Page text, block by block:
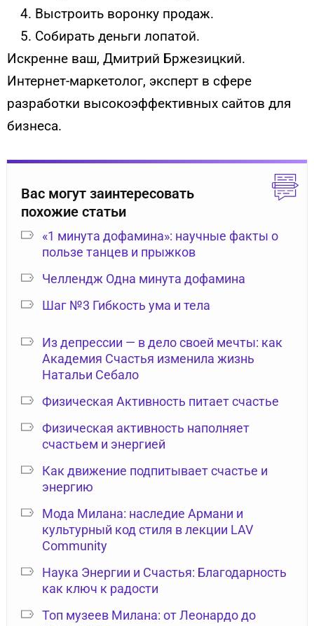
Выстроить воронку продаж.
Собирать деньги лопатой.
Искренне ваш, Дмитрий Бржезицкий.
Интернет-маркетолог, эксперт в сфере
разработки высокоэффективных сайтов для
бизнеса.
Вас могут заинтересовать
похожие статьи
«1 минута дофамина»: научные факты о
пользе танцев и прыжков
Челлендж Одна минута дофамина
Шаг №3 Гибкость ума и тела
Из депрессии — в дело своей мечты: как
Академия Счастья изменила жизнь
Натальи Себало
Физическая Активность питает счастье
Физическая активность наполняет
счастьем и энергией
Как движение подпитывает счастье и
энергию
Мода Милана: наследие Армани и
культурный код стиля в лекции LAV
Community
Наука Энергии и Счастья: Благодарность
как ключ к радости
Топ музеев Милана: от Леонардо до